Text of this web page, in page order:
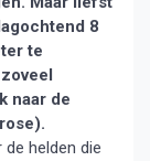
8
te
naar de
helden die